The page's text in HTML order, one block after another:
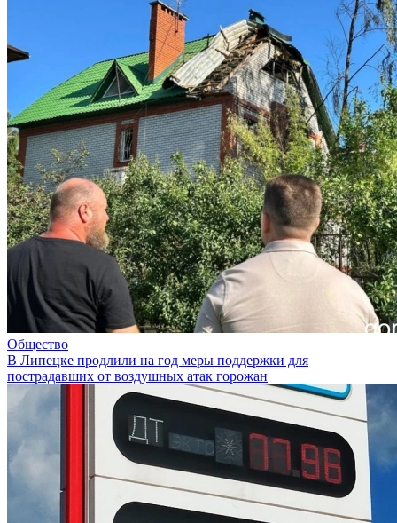
Общество
В Липецке продлили на год меры поддержки для
пострадавших от воздушных атак горожан